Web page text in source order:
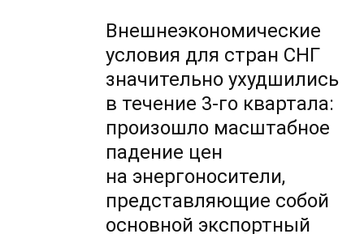
Внешнеэкономические
условия для стран СНГ
значительно ухудшились
в течение 3-го квартала:
произошло масштабное
падение цен
на энергоносители,
представляющие собой
основной экспортный